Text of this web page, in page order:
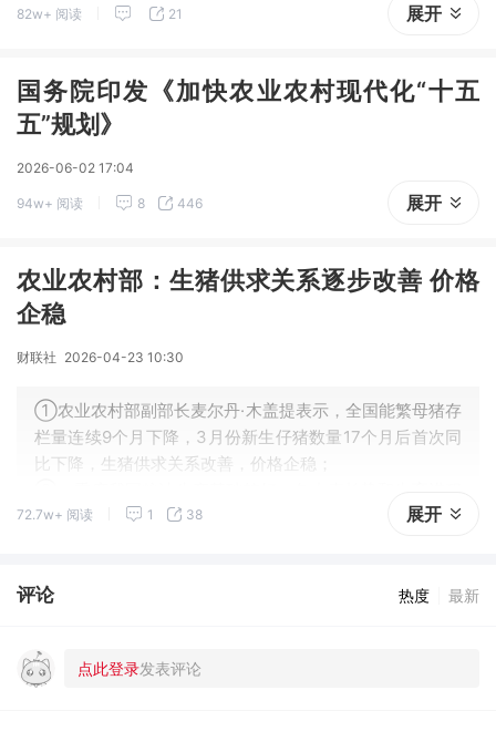
③分析指出，鼓励使用电动汽车和生产可再生能源，比种
82w+ 阅读 21 展开
国务院印发《加快农业农村现代化“十五
五”规划》
2026-06-02 17:04
94w+ 阅读 8 446 展开
农业农村部：生猪供求关系逐步改善 价格
企稳
财联社 2026-04-23 10:30
①农业农村部副部长麦尔丹·木盖提表示，全国能繁母猪存
栏量连续9个月下降，3月份新生仔猪数量17个月后首次同
比下降，生猪供求关系改善，价格企稳；
基本赶上常年，冬油菜面积稳定，春耕生产进展顺利，全
72.7w+ 阅读 1 38 展开
评论 热度 最新